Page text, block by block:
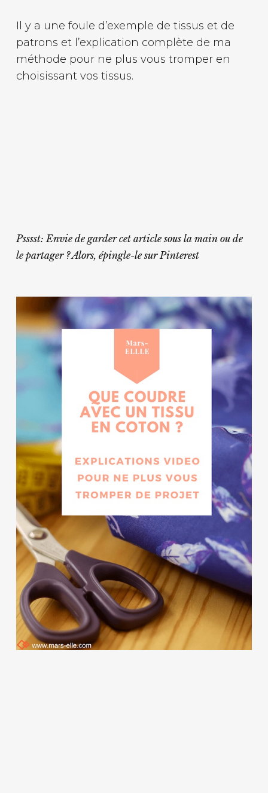
Il y a une foule d’exemple de tissus et de
patrons et l’explication complète de ma
méthode pour ne plus vous tromper en
choisissant vos tissus.
Psssst: Envie de garder cet article sous la main ou de
le partager ? Alors, épingle-le sur Pinterest